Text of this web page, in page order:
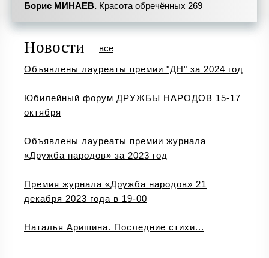
Борис МИНАЕВ. Красота обречённых 269
Новости
Объявлены лауреаты премии "ДН" за 2024 год
Юбилейный форум ДРУЖБЫ НАРОДОВ 15-17
октября
Объявлены лауреаты премии журнала
«Дружба народов» за 2023 год
Премия журнала «Дружба народов» 21
декабря 2023 года в 19-00
Наталья Аришина. Последние стихи...
все